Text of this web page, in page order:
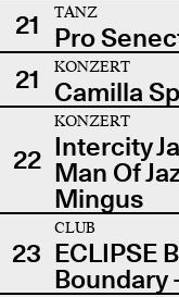
21
TANZ
Pro
21
KONZERT
Camilla
22
KONZERT
Intercity
Man Of
Mingus
23
CLUB
ECLIPSE
Boundary